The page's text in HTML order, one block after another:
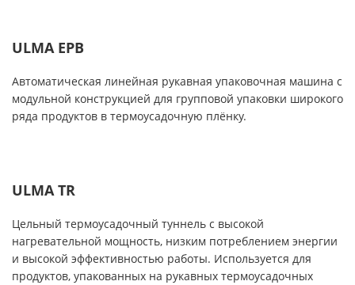
ULMA EPB
Автоматическая линейная рукавная упаковочная машина с
модульной конструкцией для групповой упаковки широкого
ряда продуктов в термоусадочную плёнку.
ULMA TR
Цельный термоусадочный туннель с высокой
нагревательной мощность, низким потреблением энергии
и высокой эффективностью работы. Используется для
продуктов, упакованных на рукавных термоусадочных